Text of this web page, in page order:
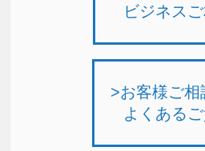
ビジネス
>お客様ご相
よくある